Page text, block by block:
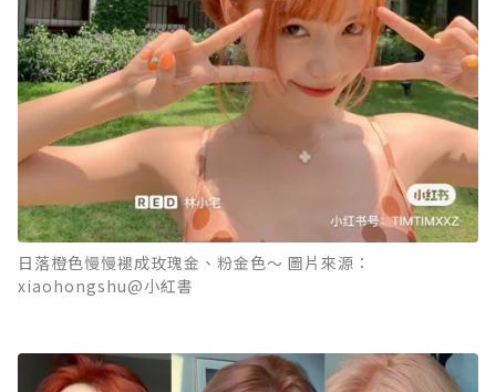
日落橙色慢慢褪成玫瑰金、粉金色～ 圖片來源：
xiaohongshu@小紅書